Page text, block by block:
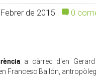
de 2015
0
a càrrec d'en
Francesc Bailón,